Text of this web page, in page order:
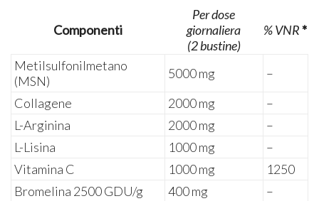
Componenti
Per dose
giornaliera
(2 bustine)
% VNR *
Metilsulfonilmetano
(MSN)
5000 mg
–
Collagene
2000 mg
–
L-Arginina
2000 mg
–
L-Lisina
1000 mg
–
Vitamina C
1000 mg
1250
Bromelina 2500 GDU/g
400 mg
–